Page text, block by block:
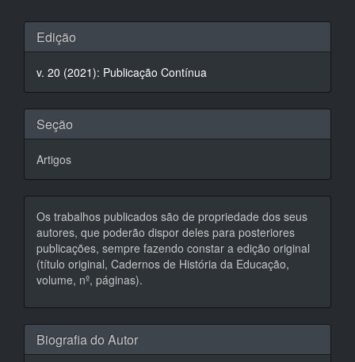
Detalhes
do
artigo
Edição
v. 20 (2021): Publicação Contínua
Seção
Artigos
Os trabalhos publicados são de propriedade dos seus
autores, que poderão dispor deles para posteriores
publicações, sempre fazendo constar a edição original
(título original, Cadernos de História da Educação,
volume, nº, páginas).
Biografia do Autor